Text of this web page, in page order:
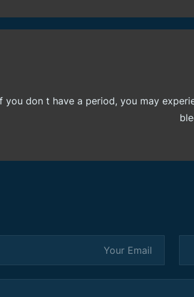
you don t have a period, you may